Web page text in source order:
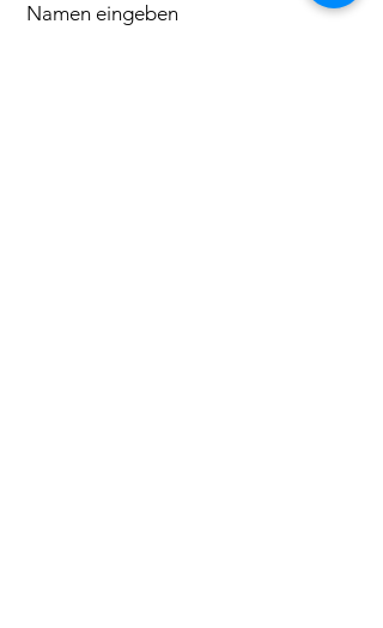
Namen eingeben